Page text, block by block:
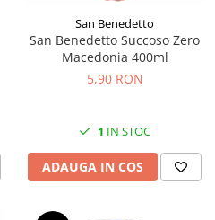
San Benedetto
San Benedetto Succoso Zero
Macedonia 400ml
5,90 RON
1 IN STOC
ADAUGA IN COS